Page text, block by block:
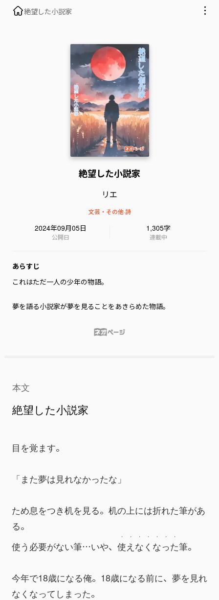
絶望した小説家
絶望した小説家
リエ
文芸・その他·詩
2024年09月05日
公開日
1,305字
連載中
あらすじ
これはただ一人の少年の物語。
夢を語る小説家が夢を見ることをあきらめた物語。
本文
絶望した小説家
目を覚ます。
「また夢は見れなかったな」
ため息をつき机を見る。机の上には折れた筆があ
る。
使う必要がない筆…いや、 使
・
え
・
な
・
く
・
な
・
っ
・
た
・
筆。
今年で18歳になる俺。18歳になる前に、夢を見れ
なくなってしまった。